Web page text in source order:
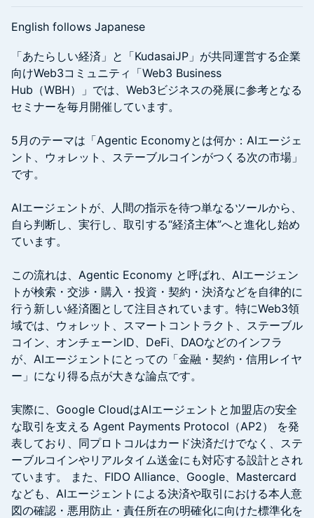
English follows Japanese
「あたらしい経済」と「KudasaiJP」が共同運営する企業
向けWeb3コミュニティ「Web3 Business
Hub（WBH）」では、Web3ビジネスの発展に参考となる
セミナーを毎月開催しています。
​5月のテーマは「Agentic Economyとは何か：AIエージェ
ント、ウォレット、ステーブルコインがつくる次の市場」
です。
AIエージェントが、人間の指示を待つ単なるツールから、
自ら判断し、実行し、取引する“経済主体”へと進化し始め
ています。
この流れは、Agentic Economy と呼ばれ、AIエージェン
トが検索・交渉・購入・投資・契約・決済などを自律的に
行う新しい経済圏として注目されています。特にWeb3領
域では、ウォレット、スマートコントラクト、ステーブル
コイン、オンチェーンID、DeFi、DAOなどのインフラ
が、AIエージェントにとっての「金融・契約・信用レイヤ
ー」になり得る点が大きな論点です。
実際に、Google CloudはAIエージェントと加盟店の安全
な取引を支える Agent Payments Protocol（AP2） を発
表しており、同プロトコルはカード決済だけでなく、ステ
ーブルコインやリアルタイム送金にも対応する設計とされ
ています。 また、FIDO Alliance、Google、Mastercard
なども、AIエージェントによる決済や取引における本人意
図の確認・悪用防止・責任所在の明確化に向けた標準化を